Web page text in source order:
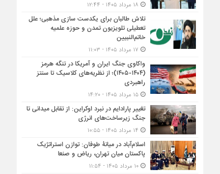
تلاش طالبان برای یکدست سازی مذهبی؛ علل
تعطیلی تلویزیون تمدن و حوزه علمیه
خاتم‌النبیین
واکاوی جنگ ایران و آمریکا در تنگه هرمز
(۱۴۰۴-۱۴۰۵)؛ از نظریه‌های کلاسیک تا سنتز
راهبردی
۱۵ مرداد ۱۴۰۵ - ۱۴:۲۰
تغییر پارادایم در نبرد اوکراین: از تقابل میدانی تا
جنگ زیرساخت‌های انرژی
اسلام‌آباد در میانۀ طوفان: توازن استراتژیک
پاکستان میان تهران، ریاض و صنعا
۱۰ مرداد ۱۴۰۵ - ۱۱:۵۴